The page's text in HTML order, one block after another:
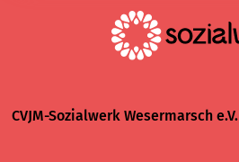
CVJM-Sozialwerk Wesermarsch e.V.